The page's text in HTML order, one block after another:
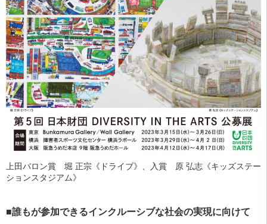
上田バロン賞 堀 正宗《ドライブ》、入賞 原 弘志《キッズステー
ションスタジアム》
■誰もが参加できるインクルーシブな社会の実現に向けて